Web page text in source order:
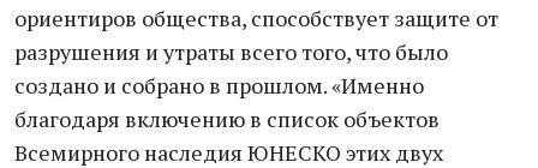
ориентиров общества, способствует защите от
разрушения и утраты всего того, что было
создано и собрано в прошлом. «Именно
благодаря включению в список объектов
Всемирного наследия ЮНЕСКО этих двух